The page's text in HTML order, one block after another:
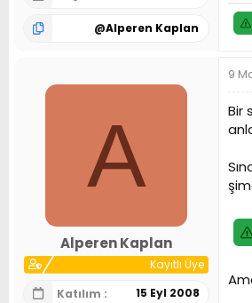
@Alperen Kaplan
A
Alperen Kaplan
Kayıtlı Üye
Katılım
15 Eyl 2008
9
Bir